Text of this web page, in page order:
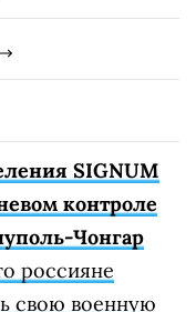
SIGNUM
контроле
Чонгар
россияне
свою военную